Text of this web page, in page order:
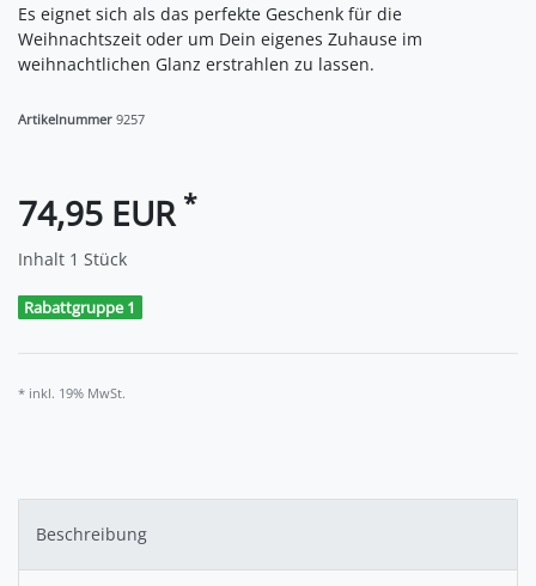
Es eignet sich als das perfekte Geschenk für die
Weihnachtszeit oder um Dein eigenes Zuhause im
weihnachtlichen Glanz erstrahlen zu lassen.
Artikelnummer 9257
74,95 EUR *
Inhalt 1 Stück
Rabattgruppe 1
* inkl. 19% MwSt.
Beschreibung